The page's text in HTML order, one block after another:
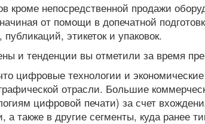
кроме непосредственной продажи
от помощи в допечатной
этикеток и упаковок.
и тенденции вы отметили за время
цифровые технологии и
отрасли. Большие
цифровой печати) за счет
а также в другие сегменты, куда ранее